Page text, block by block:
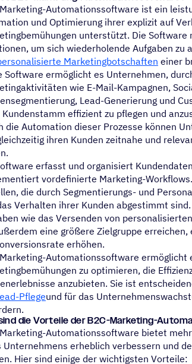
Automationssoftware ist ein
und Optimierung ihrer explizit auf
unterstützt. Die
um sich wiederholende Aufgaben
Marketingbotschaften einer
Software ermöglicht es Unternehmen,
wie E-Mail-Kampagnen,
Lead-Generierung und
Kundenstamm effizient zu pflegen und
die Automation dieser Prozesse können
ihren Kunden zeitnahe und
erfasst und organisiert
vordefinierte Marketing-
die durch Segmentierungs- und
Verhalten ihrer Kunden abgestimmt
wie das Versenden von
eine größere Zielgruppe erreichen,
erhöhen.
Automationssoftware ermöglicht
zu optimieren, die
anzubieten. Sie ist
Pflegeund für das
die Vorteile der B2C-Marketing-
Automationssoftware bietet
Unternehmens erheblich verbessern und
Hier sind einige der wichtigsten Vorteile: